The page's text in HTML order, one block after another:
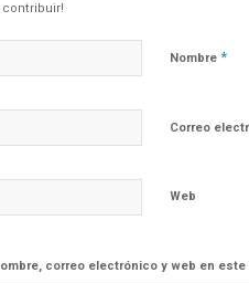
Nombre *
Correo
Web
correo electrónico y web en